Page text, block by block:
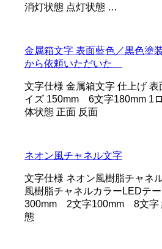
消灯状態 点灯状態 …
金属箱文字 表面藍色／黒色塗
から依頼いただいた
文字仕様 金属箱文字 仕上げ
イズ 150mm 6文字180mm 1
体状態 正面 反面
ネオン風チャネル文字
文字仕様 ネオン風樹脂チャネ
風樹脂チャネルカラーLEDテ
300mm 2文字100mm 8文字
態